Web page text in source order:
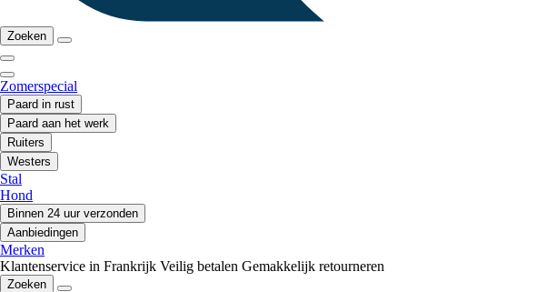
Zoeken
Zomerspecial
Paard in rust
Paard aan het werk
Ruiters
Westers
Stal
Hond
Binnen 24 uur verzonden
Aanbiedingen
Merken
Klantenservice in Frankrijk Veilig betalen Gemakkelijk retourneren
Zoeken